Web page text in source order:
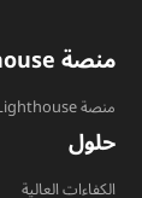
منصة Lighthouse
منصة Lighthouse
حلول
الكفاءات العالية